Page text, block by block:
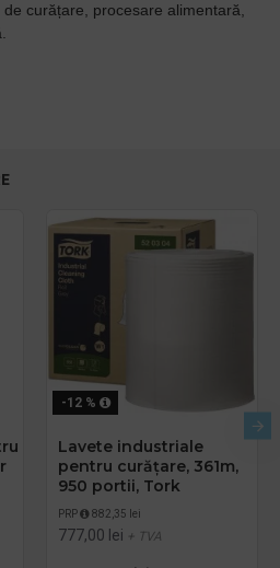
curățare, procesare alimentară,
-12 %
Lavete industriale
pentru curățare, 361m,
950 portii, Tork
PRP 882,35 lei
777,00 lei + TVA